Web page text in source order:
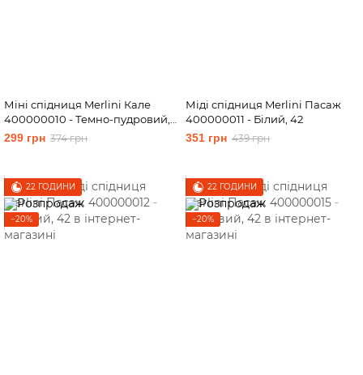
Міні спідниця Merlini Кале
400000010 - Темно-пудровий,
42-44
299 грн 374 грн
Міді спідниця Merlini Пасаж
400000011 - Білий, 42
351 грн 439 грн
22 ГОДИНИ
−20%
22 ГОДИНИ
−20%